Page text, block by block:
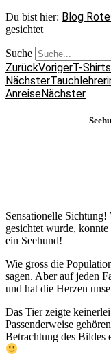
Du bist hier: Blog
gesichtet
Suche
ZurückVorigerT-
Nächster
AnreiseNächster
Sensationelle
gesichtet wurde,
ein Seehund!
Wie gross die
sagen. Aber auf jeden
und hat die Herzen
Das Tier zeigte
Passenderweise
Betrachtung des Bildes